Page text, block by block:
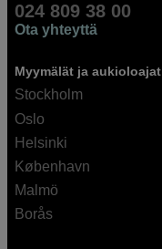
024 809 38 00
Ota yhteyttä
Myymälät ja aukioloajat
Stockholm
Oslo
Helsinki
København
Malmö
Borås